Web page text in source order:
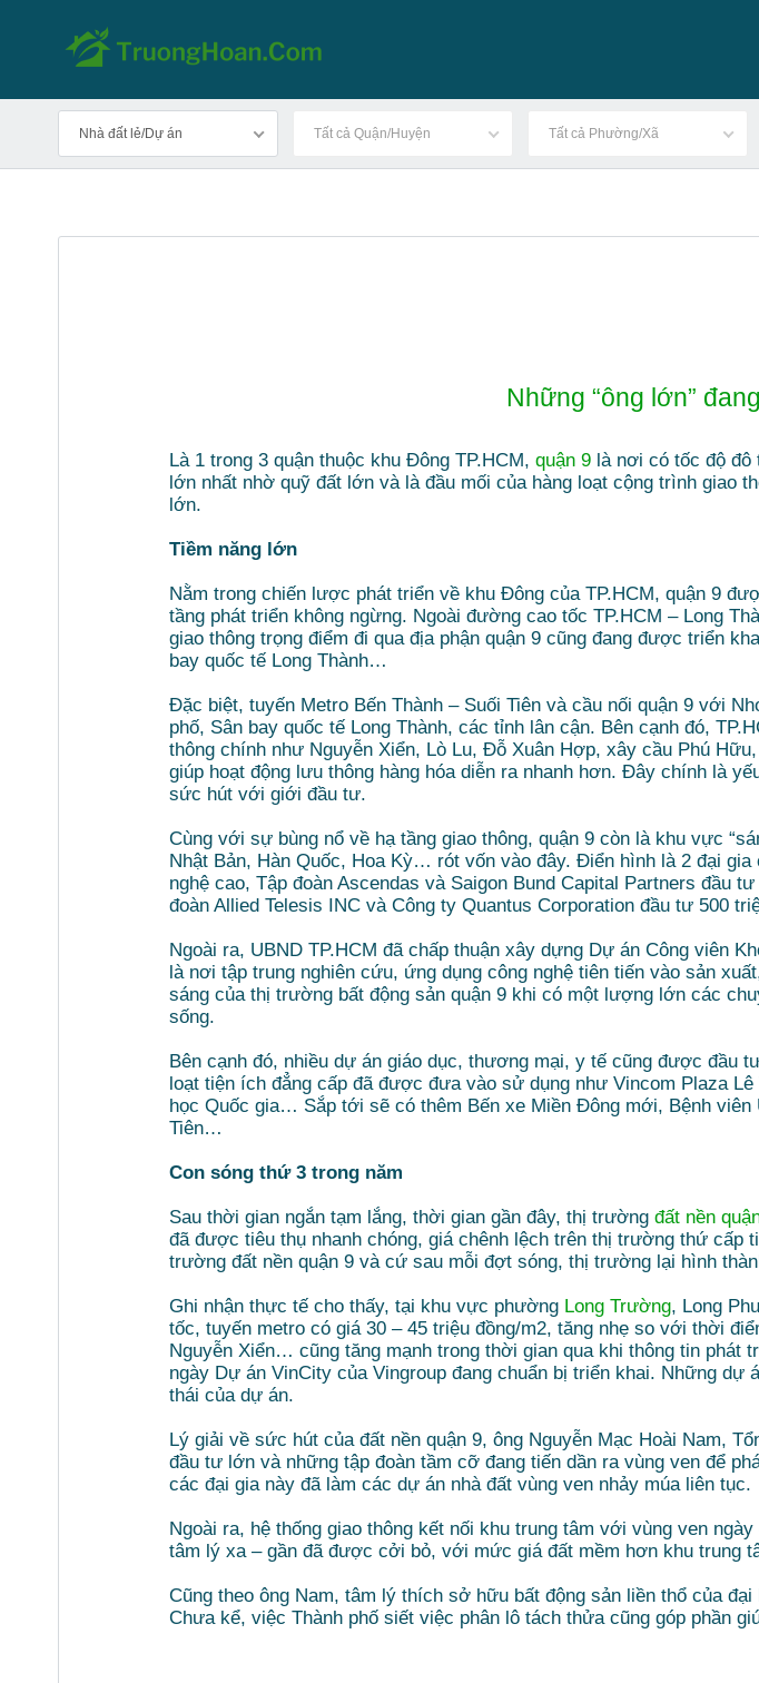
Nhà đất lẻ/Dự án Tất cả Quận/Huyện Tất cả Phường/Xã
Những “ông lớn”
Là 1 trong 3 quận thuộc khu Đông TP.HCM,quận 9 là nơi có tốc độ
lớn nhất nhờ quỹ đất lớn và là đầu mối của hàng loạt cộng trình giao
lớn.
Tiềm năng lớn
Nằm trong chiến lược phát triển về khu Đông của TP.HCM, quận 9
tầng phát triển không ngừng. Ngoài đường cao tốc TP.HCM – Long
giao thông trọng điểm đi qua địa phận quận 9 cũng đang được triển
bay quốc tế Long Thành…
Đặc biệt, tuyến Metro Bến Thành – Suối Tiên và cầu nối quận 9 với
phố, Sân bay quốc tế Long Thành, các tỉnh lân cận. Bên cạnh đó,
thông chính như Nguyễn Xiển, Lò Lu, Đỗ Xuân Hợp, xây cầu Phú
giúp hoạt động lưu thông hàng hóa diễn ra nhanh hơn. Đây chính là
sức hút với giới đầu tư.
Cùng với sự bùng nổ về hạ tầng giao thông, quận 9 còn là khu vực
Nhật Bản, Hàn Quốc, Hoa Kỳ… rót vốn vào đây. Điển hình là 2 đại
nghệ cao, Tập đoàn Ascendas và Saigon Bund Capital Partners đầu
đoàn Allied Telesis INC và Công ty Quantus Corporation đầu tư 500
Ngoài ra, UBND TP.HCM đã chấp thuận xây dựng Dự án Công viên
là nơi tập trung nghiên cứu, ứng dụng công nghệ tiên tiến vào sản
sáng của thị trường bất động sản quận 9 khi có một lượng lớn các
sống.
Bên cạnh đó, nhiều dự án giáo dục, thương mại, y tế cũng được đầu
loạt tiện ích đẳng cấp đã được đưa vào sử dụng như Vincom Plaza
học Quốc gia… Sắp tới sẽ có thêm Bến xe Miền Đông mới, Bệnh
Tiên…
Con sóng thứ 3 trong năm
Sau thời gian ngắn tạm lắng, thời gian gần đây, thị trườngđất nền
đã được tiêu thụ nhanh chóng, giá chênh lệch trên thị trường thứ cấp
trường đất nền quận 9 và cứ sau mỗi đợt sóng, thị trường lại hình
Ghi nhận thực tế cho thấy, tại khu vực phường Long Trường, Long
tốc, tuyến metro có giá 30 – 45 triệu đồng/m2, tăng nhẹ so với thời
Nguyễn Xiển… cũng tăng mạnh trong thời gian qua khi thông tin phát
ngày Dự án VinCity của Vingroup đang chuẩn bị triển khai. Những
thái của dự án.
Lý giải về sức hút của đất nền quận 9, ông Nguyễn Mạc Hoài Nam,
đầu tư lớn và những tập đoàn tầm cỡ đang tiến dần ra vùng ven để
các đại gia này đã làm các dự án nhà đất vùng ven nhảy múa liên tục.
Ngoài ra, hệ thống giao thông kết nối khu trung tâm với vùng ven
tâm lý xa – gần đã được cởi bỏ, với mức giá đất mềm hơn khu trung
Cũng theo ông Nam, tâm lý thích sở hữu bất động sản liền thổ của
Chưa kể, việc Thành phố siết việc phân lô tách thửa cũng góp phần